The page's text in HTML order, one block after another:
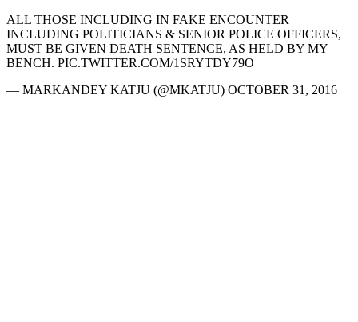
ALL THOSE INCLUDING IN FAKE ENCOUNTER
INCLUDING POLITICIANS & SENIOR POLICE OFFICERS,
MUST BE GIVEN DEATH SENTENCE, AS HELD BY MY
BENCH. PIC.TWITTER.COM/1SRYTDY79O
— MARKANDEY KATJU (@MKATJU) OCTOBER 31, 2016